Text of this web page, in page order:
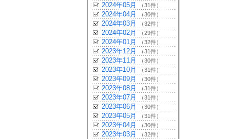
2024年05月 （31件）
2024年04月 （30件）
2024年03月 （32件）
2024年02月 （29件）
2024年01月 （32件）
2023年12月 （31件）
2023年11月 （30件）
2023年10月 （31件）
2023年09月 （30件）
2023年08月 （31件）
2023年07月 （31件）
2023年06月 （30件）
2023年05月 （31件）
2023年04月 （30件）
2023年03月 （32件）